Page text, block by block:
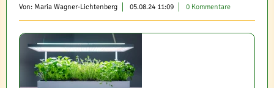
Von: Maria Wagner-Lichtenberg 05.08.24 11:09 0 Kommentare